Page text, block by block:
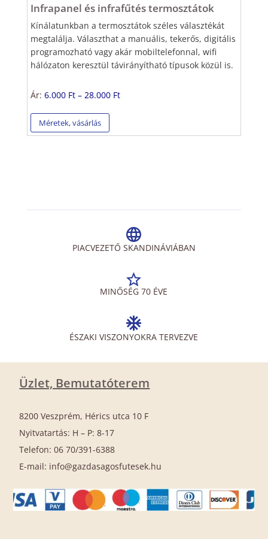
Infrapanel és infrafűtés termosztátok
Kínálatunkban a termosztátok széles választékát
megtalálja. Választhat a manuális, tekerős, digitális
programozható vagy akár mobiltelefonnal, wifi
hálózaton keresztül távirányítható típusok közül is.
Ár: 6.000 Ft – 28.000 Ft
Méretek, vásárlás
PIACVEZETŐ SKANDINÁVIÁBAN
MINŐSÉG 70 ÉVE
ÉSZAKI VISZONYOKRA TERVEZVE
Üzlet, Bemutatóterem
8200 Veszprém, Hérics utca 10 F
Nyitvatartás: H – P: 8-17
Telefon: 06 70/391-6388
E-mail: info@gazdasagosfutesek.hu